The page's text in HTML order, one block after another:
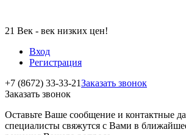
21 Век - век низких цен!
Вход
Регистрация
+7 (8672) 33-33-21Заказать звонок
Заказать звонок
Оставьте Ваше сообщение и контактные
специалисты свяжутся с Вами в